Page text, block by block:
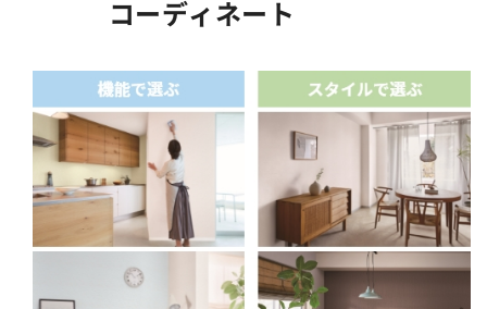
コーディネート